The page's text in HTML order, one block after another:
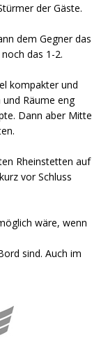
der Gäste.
dem Gegner das
das 1-2.
kompakter und
Räume eng
Dann aber Mitte
Rheinstetten auf
vor Schluss
wäre, wenn
sind. Auch im